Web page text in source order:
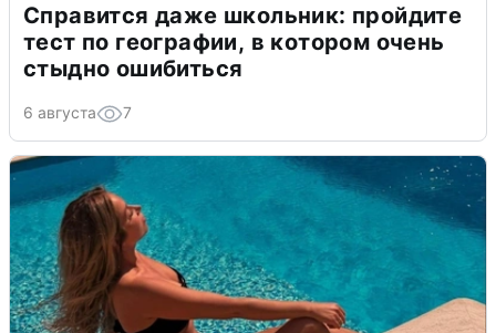
Справится даже школьник: пройдите
тест по географии, в котором очень
стыдно ошибиться
6 августа 7